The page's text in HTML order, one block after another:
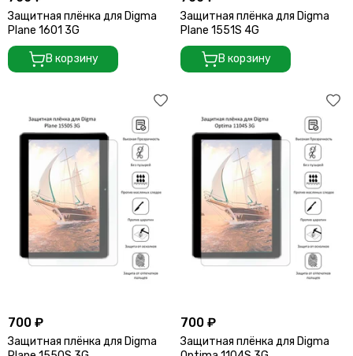
Защитная плёнка для Digma
Plane 1601 3G
В корзину
Защитная плёнка для Digma
Plane 1551S 4G
В корзину
700 ₽
Защитная плёнка для Digma
700 ₽
Защитная плёнка для Digma